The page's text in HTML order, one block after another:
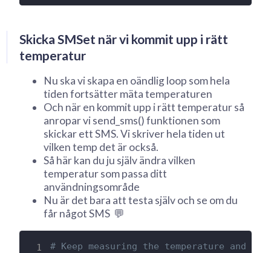
Skicka SMSet när vi kommit upp i rätt
temperatur
Nu ska vi skapa en oändlig loop som hela
tiden fortsätter mäta temperaturen
Och när en kommit upp i rätt temperatur så
anropar vi send_sms() funktionen som
skickar ett SMS. Vi skriver hela tiden ut
vilken temp det är också.
Så här kan du ju själv ändra vilken
temperatur som passa ditt
användningsområde
Nu är det bara att testa själv och se om du
får något SMS 💬
# Keep measuring the temperature and